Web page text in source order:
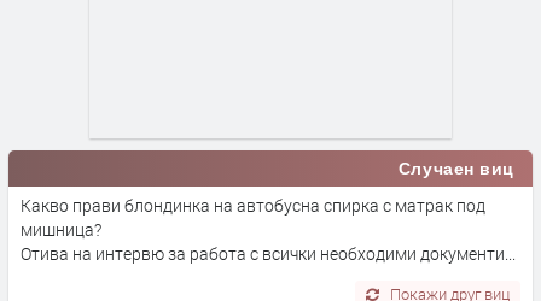
Случаен виц
Какво прави блондинка на автобусна спирка с матрак под
мишница?
Отива на интервю за работа с всички необходими документи...
Покажи друг виц